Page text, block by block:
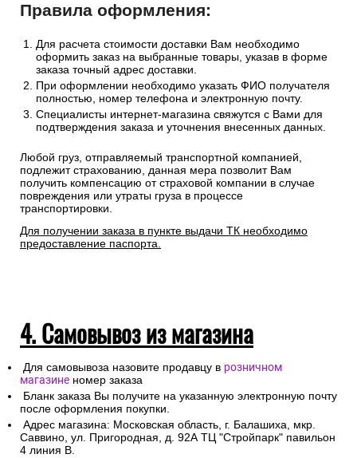
Правила оформления:
Для расчета стоимости доставки Вам необходимо
оформить заказ на выбранные товары, указав в форме
заказа точный адрес доставки.
При оформлении необходимо указать ФИО получателя
полностью, номер телефона и электронную почту.
Специалисты интернет-магазина свяжутся с Вами для
подтверждения заказа и уточнения внесенных данных.
Любой груз, отправляемый транспортной компанией,
подлежит страхованию, данная мера позволит Вам
получить компенсацию от страховой компании в случае
повреждения или утраты груза в процессе
транспортировки.
Для получении заказа в пункте выдачи ТК необходимо
предоставление паспорта.
4. Самовывоз из магазина
Для самовывоза назовите продавцу в розничном
магазине номер заказа
Бланк заказа Вы получите на указанную электронную почту
после оформления покупки.
Адрес магазина: Московская область, г. Балашиха, мкр.
Саввино, ул. Пригородная, д. 92А ТЦ "Стройпарк" павильон
4 линия В.